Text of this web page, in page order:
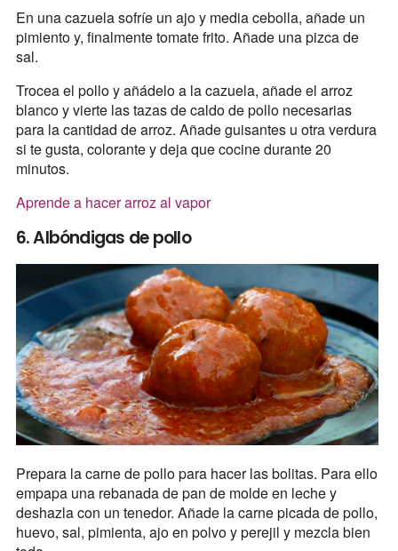
En una cazuela sofríe un ajo y media cebolla, añade un
pimiento y, finalmente tomate frito. Añade una pizca de
sal.
Trocea el pollo y añádelo a la cazuela, añade el arroz
blanco y vierte las tazas de caldo de pollo necesarias
para la cantidad de arroz. Añade guisantes u otra verdura
si te gusta, colorante y deja que cocine durante 20
minutos.
Aprende a hacer arroz al vapor
6. Albóndigas de pollo
Prepara la carne de pollo para hacer las bolitas. Para ello
empapa una rebanada de pan de molde en leche y
deshazla con un tenedor. Añade la carne picada de pollo,
huevo, sal, pimienta, ajo en polvo y perejil y mezcla bien